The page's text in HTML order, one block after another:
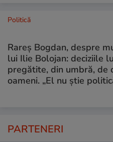
Politică
Rareș Bogdan, despre
lui Ilie Bolojan: deciziile
pregătite, din umbră, de
oameni. „El nu știe
PARTENERI